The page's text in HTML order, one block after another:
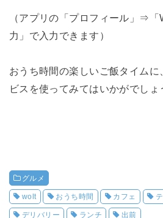
（アプリの「プロフィール」⇒
力」で入力できます）
おうち時間の楽しいご飯タイム
ビスを使ってみてはいかがでしょ
グルメ
wolt おうち時間 カフェ
デリバリー ランチ 出前